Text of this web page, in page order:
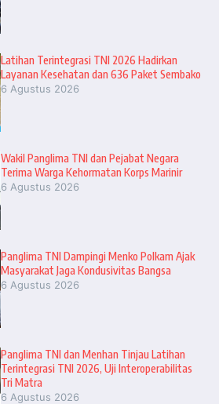
Latihan Terintegrasi TNI 2026 Hadirkan
Layanan Kesehatan dan 636 Paket Sembako
6 Agustus 2026
Wakil Panglima TNI dan Pejabat Negara
Terima Warga Kehormatan Korps Marinir
6 Agustus 2026
Panglima TNI Dampingi Menko Polkam Ajak
Masyarakat Jaga Kondusivitas Bangsa
6 Agustus 2026
Panglima TNI dan Menhan Tinjau Latihan
Terintegrasi TNI 2026, Uji Interoperabilitas
Tri Matra
6 Agustus 2026